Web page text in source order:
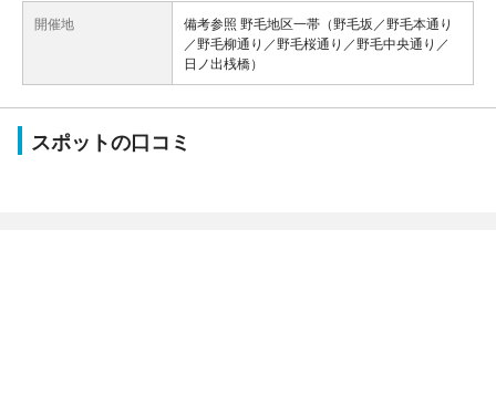
開催地
備考参照 野毛地区一帯（野毛坂／野毛本通り
／野毛柳通り／野毛桜通り／野毛中央通り／
日ノ出桟橋）
スポットの口コミ